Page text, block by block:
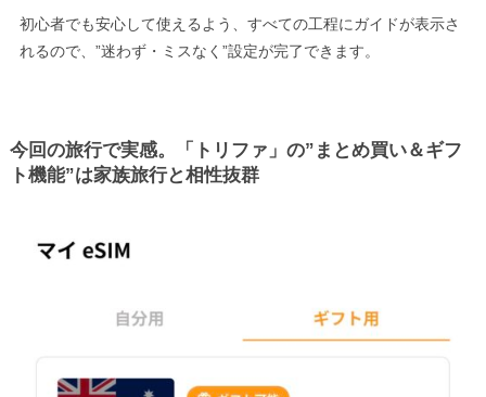
初心者でも安心して使えるよう、すべての工程にガイドが表示さ
れるので、”迷わず・ミスなく”設定が完了できます。
今回の旅行で実感。「トリファ」の”まとめ買い＆ギフ
ト機能”は家族旅行と相性抜群